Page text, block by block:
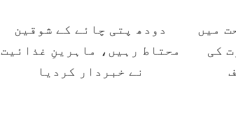
میں
کی
دودھ پتی چائے کے شوقین
محتاط رہیں، ماہرینِ غذائیت
نے خبردار کردیا